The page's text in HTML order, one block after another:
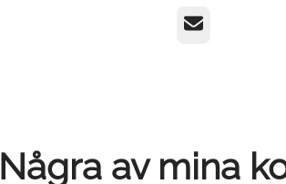
E-post
Några av mina